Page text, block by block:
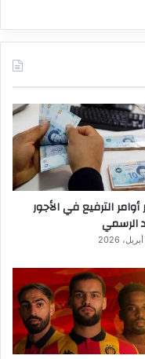
الترفيع في الأجور
الرسمي